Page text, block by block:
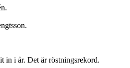
in i år. Det är röstningsrekord.